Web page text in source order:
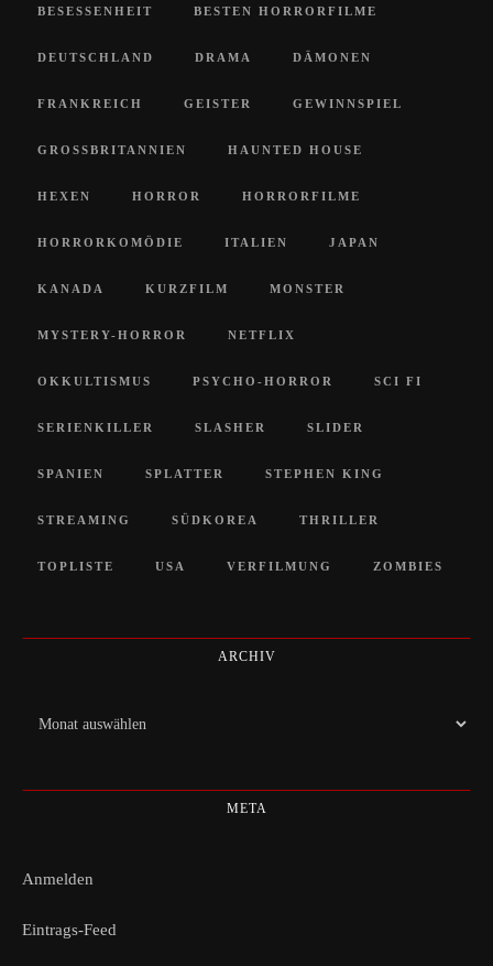
BESESSENHEIT BESTEN HORRORFILME
DEUTSCHLAND DRAMA DÄMONEN
FRANKREICH GEISTER GEWINNSPIEL
GROSSBRITANNIEN HAUNTED HOUSE
HEXEN HORROR HORRORFILME
HORRORKOMÖDIE ITALIEN JAPAN
KANADA KURZFILM MONSTER
MYSTERY-HORROR NETFLIX
OKKULTISMUS PSYCHO-HORROR SCI FI
SERIENKILLER SLASHER SLIDER
SPANIEN SPLATTER STEPHEN KING
STREAMING SÜDKOREA THRILLER
TOPLISTE USA VERFILMUNG ZOMBIES
ARCHIV
Archiv
META
Anmelden
Eintrags-Feed